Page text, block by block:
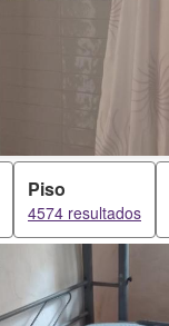
Piso
4574 resultados